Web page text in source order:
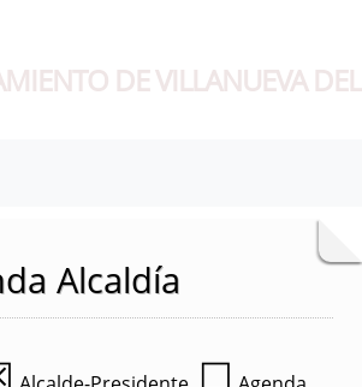
DE VILLANUEVA
Alcaldía
☐